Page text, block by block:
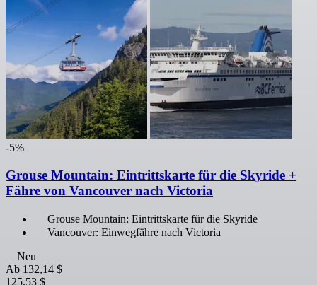
-5%
Grouse Mountain: Eintrittskarte für die Skyride +
Fähre von Vancouver nach Victoria
Grouse Mountain: Eintrittskarte für die Skyride
Vancouver: Einwegfähre nach Victoria
Neu
Ab 132,14 $
125,53 $